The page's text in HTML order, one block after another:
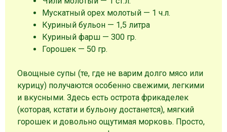
Мускатный орех молотый — 1 ч.л.
Куриный бульон — 1,5 литра
Куриный фарш — 300 гр.
Горошек — 50 гр.
Овощные супы (те, где не варим долго мясо или
курицу) получаются особенно свежими, легкими
и вкусными. Здесь есть острота фрикаделек
(которая, кстати и бульону достанется), мягкий
горошек и довольно ощутимая морковь. Просто,